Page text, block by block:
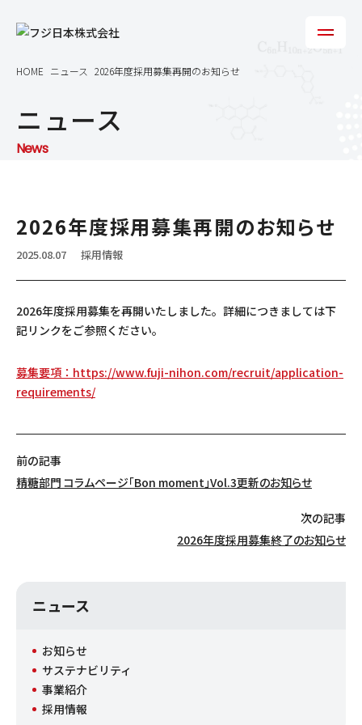
HOME ニュース 2026年度採用募集再開のお知らせ
ニュース
News
ニュース
お知らせ
サステナビリティ
事業紹介
採用情報
2026年度採用募集再開のお知らせ
2025.08.07 採用情報
2026年度採用募集を再開いたしました。詳細につきましては下
記リンクをご参照ください。
募集要項： https://www.fuji-nihon.com/recruit/application-
requirements/
前の記事
精糖部門 コラムページ「Bon moment」Vol.3更新のお知らせ
次の記事
2026年度採用募集終了のお知らせ